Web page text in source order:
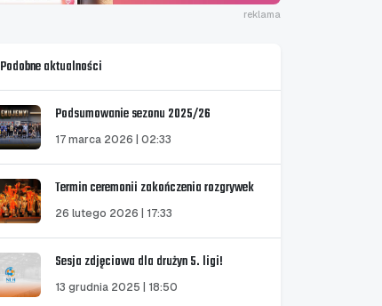
reklama
Podobne aktualności
Podsumowanie sezonu 2025/26
17 marca 2026 | 02:33
Termin ceremonii zakończenia rozgrywek
26 lutego 2026 | 17:33
Sesja zdjęciowa dla drużyn 5. ligi!
13 grudnia 2025 | 18:50